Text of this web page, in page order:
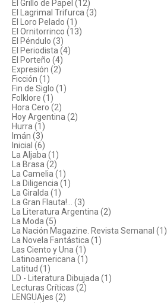
El Grillo de Papel (12)
El Lagrimal Trifurca (3)
El Loro Pelado (1)
El Ornitorrinco (13)
El Péndulo (3)
El Periodista (4)
El Porteño (4)
Expresión (2)
Ficción (1)
Fin de Siglo (1)
Folklore (1)
Hora Cero (2)
Hoy Argentina (2)
Hurra (1)
Imán (3)
Inicial (6)
La Aljaba (1)
La Brasa (2)
La Camelia (1)
La Diligencia (1)
La Giralda (1)
La Gran Flauta!... (3)
La Literatura Argentina (2)
La Moda (5)
La Nación Magazine. Revista Semanal (1)
La Novela Fantástica (1)
Las Ciento y Una (1)
Latinoamericana (1)
Latitud (1)
LD - Literatura Dibujada (1)
Lecturas Críticas (2)
LENGUAjes (2)